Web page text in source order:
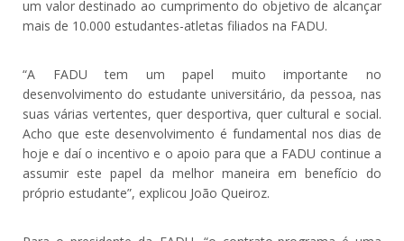
um valor destinado ao cumprimento do objetivo de alcançar
mais de 10.000 estudantes-atletas filiados na FADU.
“A FADU tem um papel muito importante no
desenvolvimento do estudante universitário, da pessoa, nas
suas várias vertentes, quer desportiva, quer cultural e social.
Acho que este desenvolvimento é fundamental nos dias de
hoje e daí o incentivo e o apoio para que a FADU continue a
assumir este papel da melhor maneira em benefício do
próprio estudante”, explicou João Queiroz.